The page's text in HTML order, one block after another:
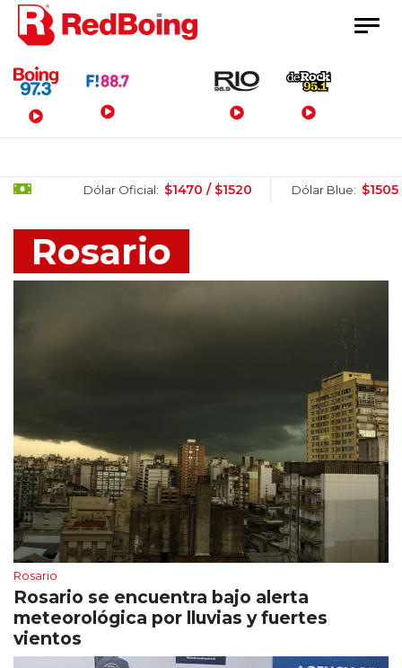
Menú Principal
Dólar Oficial: $1470 / $1520 Dólar Blue: $1505 / $1525
Rosario
Rosario
Rosario se encuentra bajo alerta
meteorológica por lluvias y fuertes
vientos